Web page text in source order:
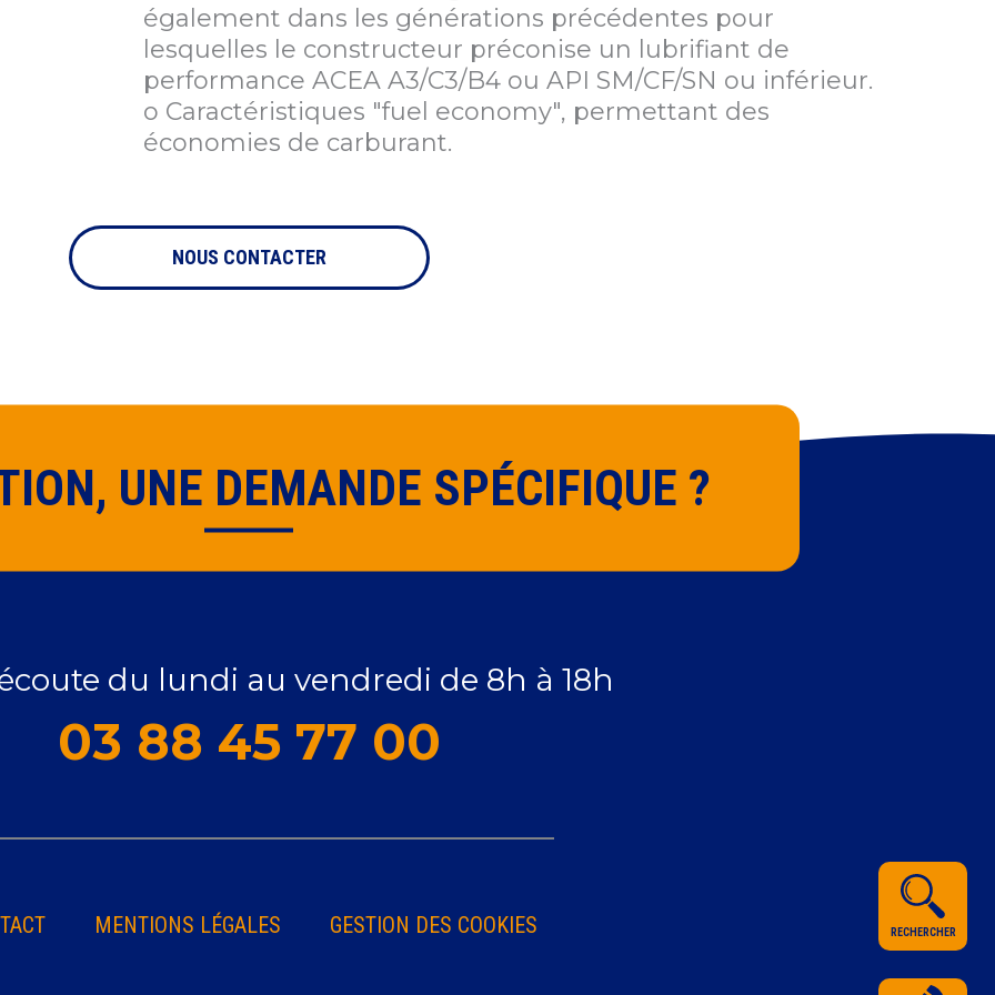
également dans les générations précédentes pour
lesquelles le constructeur préconise un lubrifiant de
performance ACEA A3/C3/B4 ou API SM/CF/SN ou inférieur.
o Caractéristiques "fuel economy", permettant des
économies de carburant.
NOUS CONTACTER
UNE DEMANDE SPÉCIFIQUE ?
du lundi au vendredi de 8h à 18h
03 88 45 77 00
MENTIONS LÉGALES GESTION DES COOKIES RECHERCHER